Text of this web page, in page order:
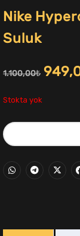
Nike
Suluk
1.100,00₺
Stokta yok